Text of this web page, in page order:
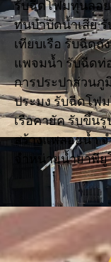
รับฉีดโฟมทุ่นลอ
ทุ่นบำบัดน้ำเสีย
เทียบเรือ รับฉีด
แพจมน้ำ รับฉีดท่
การประปาส่วนภู
ประมง รับฉีดโฟ
เรือคายัค รับขึ้น
สร้างแพลอยน้ำ
จำหน่ายน้ำยาพี